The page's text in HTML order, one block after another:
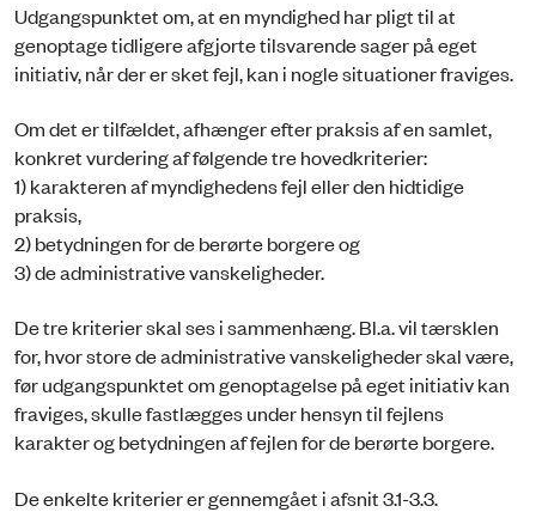
Udgangspunktet om, at en myndighed har pligt til at
genoptage tidligere afgjorte tilsvarende sager på eget
initiativ, når der er sket fejl, kan i nogle situationer fraviges.
Om det er tilfældet, afhænger efter praksis af en samlet,
konkret vurdering af følgende tre hovedkriterier:
1) karakteren af myndighedens fejl eller den hidtidige
praksis,
2) betydningen for de berørte borgere og
3) de administrative vanskeligheder.
De tre kriterier skal ses i sammenhæng. Bl.a. vil tærsklen
for, hvor store de administrative vanskeligheder skal være,
før udgangspunktet om genoptagelse på eget initiativ kan
fraviges, skulle fastlægges under hensyn til fejlens
karakter og betydningen af fejlen for de berørte borgere.
De enkelte kriterier er gennemgået i afsnit 3.1-3.3.